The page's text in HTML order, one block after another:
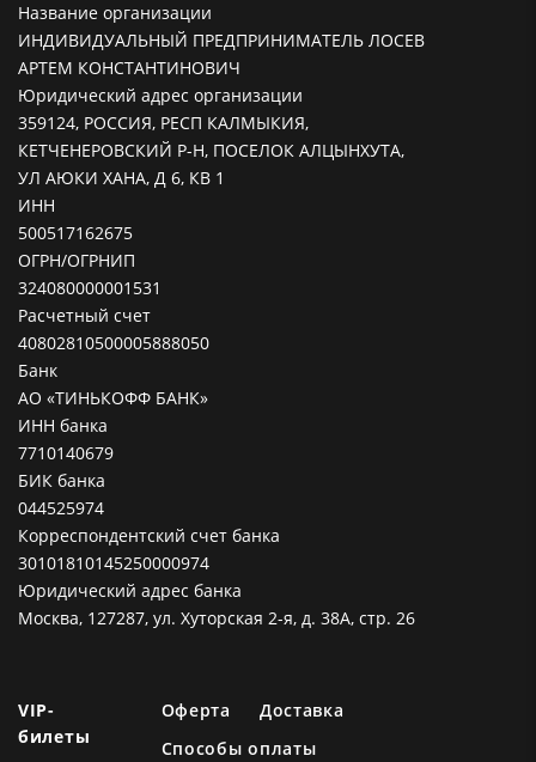
Название организации
ИНДИВИДУАЛЬНЫЙ ПРЕДПРИНИМАТЕЛЬ ЛОСЕВ
АРТЕМ КОНСТАНТИНОВИЧ
Юридический адрес организации
359124, РОССИЯ, РЕСП КАЛМЫКИЯ,
КЕТЧЕНЕРОВСКИЙ Р-Н, ПОСЕЛОК АЛЦЫНХУТА,
УЛ АЮКИ ХАНА, Д 6, КВ 1
ИНН
500517162675
ОГРН/ОГРНИП
324080000001531
Расчетный счет
40802810500005888050
Банк
АО «ТИНЬКОФФ БАНК»
ИНН банка
7710140679
БИК банка
044525974
Корреспондентский счет банка
30101810145250000974
Юридический адрес банка
Москва, 127287, ул. Хуторская 2-я, д. 38А, стр. 26
VIP-
билеты
Оферта
Доставка
Способы оплаты